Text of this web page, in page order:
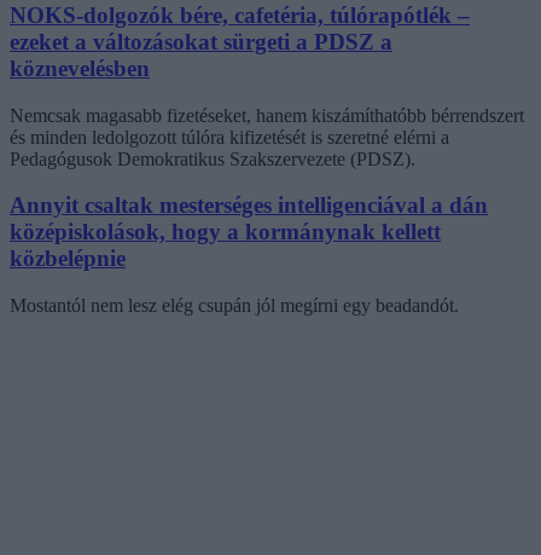
NOKS-dolgozók bére, cafetéria, túlórapótlék –
ezeket a változásokat sürgeti a PDSZ a
köznevelésben
Nemcsak magasabb fizetéseket, hanem kiszámíthatóbb bérrendszert
és minden ledolgozott túlóra kifizetését is szeretné elérni a
Pedagógusok Demokratikus Szakszervezete (PDSZ).
Annyit csaltak mesterséges intelligenciával a dán
középiskolások, hogy a kormánynak kellett
közbelépnie
Mostantól nem lesz elég csupán jól megírni egy beadandót.